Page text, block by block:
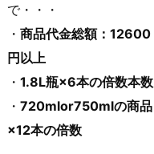
で・・・
・ 商品代金総額：12600
円以上
・ 1.8L瓶×6本の倍数本数
・ 720mlor750mlの商品
×12本の倍数